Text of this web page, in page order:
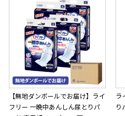
【無地ダンボールでお届け】ライ
フリー 一晩中あんしん尿とりパ
ラ
り